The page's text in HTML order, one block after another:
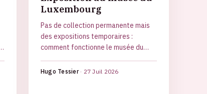
Luxembourg
Pas de collection permanente mais
des expositions temporaires :
comment fonctionne le musée du
programmation et toutes les infos
Hugo Tessier · 27 Juil 2026